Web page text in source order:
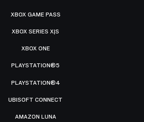
XBOX GAME PASS
XBOX SERIES X|S
XBOX ONE
PLAYSTATION®5
PLAYSTATION®4
UBISOFT CONNECT
AMAZON LUNA